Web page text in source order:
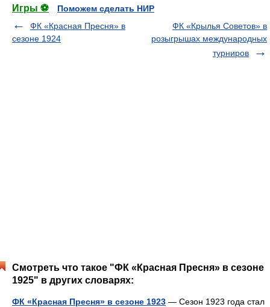
Игры ⚽
Поможем сделать НИР
ФК «Красная Пресня» в
сезоне 1924
ФК «Крылья Советов» в
розыгрышах международных
турниров
Смотреть что такое "ФК «Красная Пресня» в сезоне
1925" в других словарях:
ФК «Красная Пресня» в сезоне 1923 — Сезон 1923 года стал